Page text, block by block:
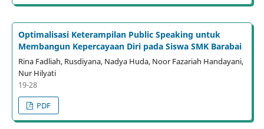
Optimalisasi Keterampilan Public Speaking untuk
Membangun Kepercayaan Diri pada Siswa SMK Barabai
Rina Fadliah, Rusdiyana, Nadya Huda, Noor Fazariah Handayani,
Nur Hilyati
19-28
PDF